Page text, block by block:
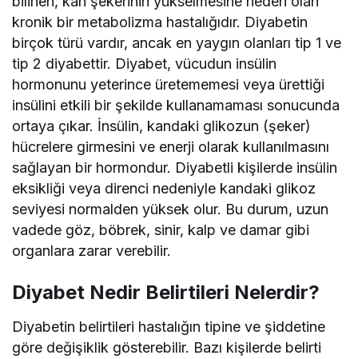
kronik bir metabolizma hastalığıdır. Diyabetin
birçok türü vardır, ancak en yaygın olanları tip 1 ve
tip 2 diyabettir. Diyabet, vücudun insülin
hormonunu yeterince üretememesi veya ürettiği
insülini etkili bir şekilde kullanamaması sonucunda
ortaya çıkar. İnsülin, kandaki glikozun (şeker)
hücrelere girmesini ve enerji olarak kullanılmasını
sağlayan bir hormondur. Diyabetli kişilerde insülin
eksikliği veya direnci nedeniyle kandaki glikoz
seviyesi normalden yüksek olur. Bu durum, uzun
vadede göz, böbrek, sinir, kalp ve damar gibi
organlara zarar verebilir.
Diyabet Nedir Belirtileri Nelerdir?
Diyabetin belirtileri hastalığın tipine ve şiddetine
göre değişiklik gösterebilir. Bazı kişilerde belirti